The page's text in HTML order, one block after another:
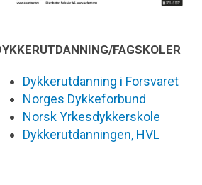
FAGSKOLER
Dykkerutdanning i Forsvaret
Norges Dykkeforbund
Norsk Yrkesdykkerskole
Dykkerutdanningen, HVL